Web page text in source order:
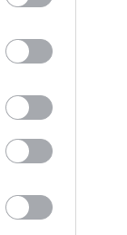
kategória
belül
inspirációul
az utazni
turizmus
ajánlók és